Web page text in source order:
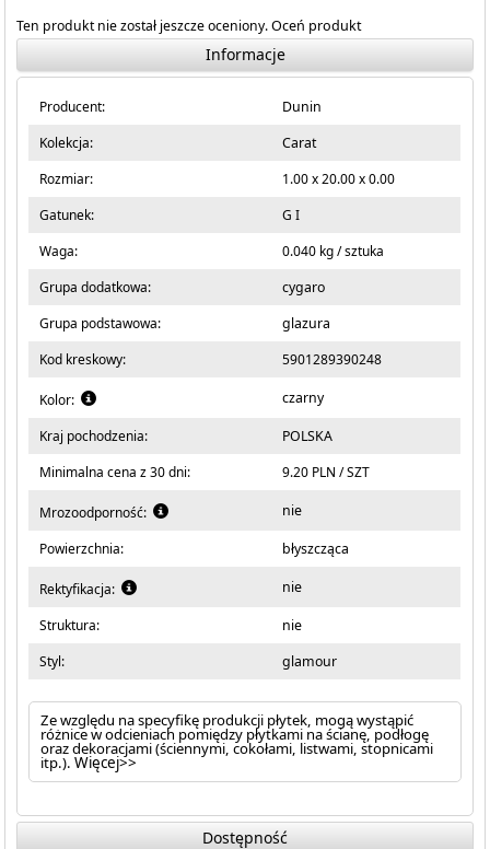
Ten produkt nie został jeszcze oceniony.Oceń produkt
Informacje
Producent:
Dunin
Kolekcja:
Carat
Rozmiar:
1.00 x 20.00 x 0.00
Gatunek:
G I
Waga:
0.040 kg / sztuka
Grupa dodatkowa:
cygaro
Grupa podstawowa:
glazura
Kod kreskowy:
5901289390248
Kolor: czarny
Kraj pochodzenia:
POLSKA
Minimalna cena z 30 dni:
9.20 PLN / SZT
Mrozoodporność: nie
Powierzchnia: błyszcząca
Rektyfikacja: nie
Struktura:
nie
Styl:
glamour
Ze względu na specyfikę produkcji płytek, mogą wystąpić
różnice w odcieniach pomiędzy płytkami na ścianę, podłogę
oraz dekoracjami (ściennymi, cokołami, listwami, stopnicami
itp.).Więcej>>
Dostępność